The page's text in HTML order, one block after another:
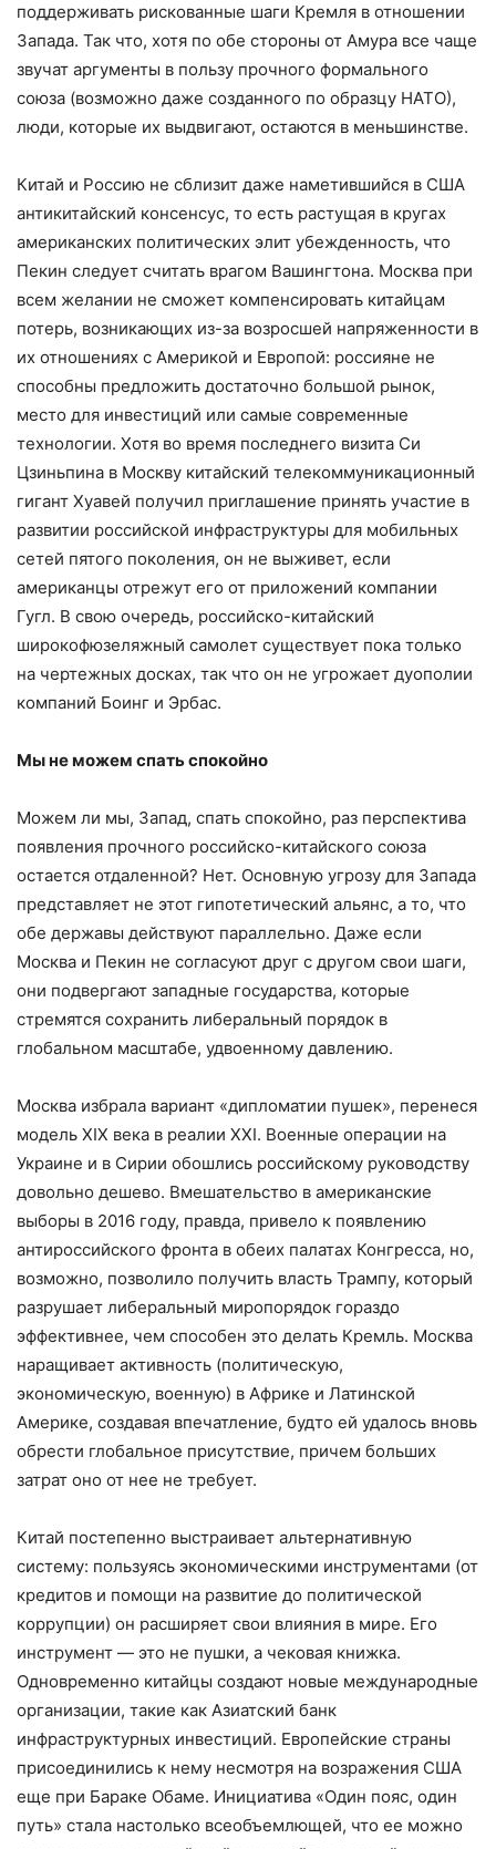
поддерживать рискованные шаги Кремля в отношении
Запада. Так что, хотя по обе стороны от Амура все чаще
звучат аргументы в пользу прочного формального
союза (возможно даже созданного по образцу НАТО),
люди, которые их выдвигают, остаются в меньшинстве.
Китай и Россию не сблизит даже наметившийся в США
антикитайский консенсус, то есть растущая в кругах
американских политических элит убежденность, что
Пекин следует считать врагом Вашингтона. Москва при
всем желании не сможет компенсировать китайцам
потерь, возникающих из-за возросшей напряженности в
их отношениях с Америкой и Европой: россияне не
способны предложить достаточно большой рынок,
место для инвестиций или самые современные
технологии. Хотя во время последнего визита Си
Цзиньпина в Москву китайский телекоммуникационный
гигант Хуавей получил приглашение принять участие в
развитии российской инфраструктуры для мобильных
сетей пятого поколения, он не выживет, если
американцы отрежут его от приложений компании
Гугл. В свою очередь, российско-китайский
широкофюзеляжный самолет существует пока только
на чертежных досках, так что он не угрожает дуополии
компаний Боинг и Эрбас.
Мы не можем спать спокойно
Можем ли мы, Запад, спать спокойно, раз перспектива
появления прочного российско-китайского союза
остается отдаленной? Нет. Основную угрозу для Запада
представляет не этот гипотетический альянс, а то, что
обе державы действуют параллельно. Даже если
Москва и Пекин не согласуют друг с другом свои шаги,
они подвергают западные государства, которые
стремятся сохранить либеральный порядок в
глобальном масштабе, удвоенному давлению.
Москва избрала вариант «дипломатии пушек», перенеся
модель XIX века в реалии XXI. Военные операции на
Украине и в Сирии обошлись российскому руководству
довольно дешево. Вмешательство в американские
выборы в 2016 году, правда, привело к появлению
антироссийского фронта в обеих палатах Конгресса, но,
возможно, позволило получить власть Трампу, который
разрушает либеральный миропорядок гораздо
эффективнее, чем способен это делать Кремль. Москва
наращивает активность (политическую,
экономическую, военную) в Африке и Латинской
Америке, создавая впечатление, будто ей удалось вновь
обрести глобальное присутствие, причем больших
затрат оно от нее не требует.
Китай постепенно выстраивает альтернативную
систему: пользуясь экономическими инструментами (от
кредитов и помощи на развитие до политической
коррупции) он расширяет свои влияния в мире. Его
инструмент — это не пушки, а чековая книжка.
Одновременно китайцы создают новые международные
организации, такие как Азиатский банк
инфраструктурных инвестиций. Европейские страны
присоединились к нему несмотря на возражения США
еще при Бараке Обаме. Инициатива «Один пояс, один
путь» стала настолько всеобъемлющей, что ее можно